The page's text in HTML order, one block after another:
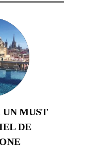
MUST
DE